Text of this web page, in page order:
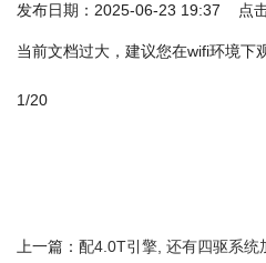
发布日期：2025-06-23 19:37 点
当前文档过大，建议您在wifi环境下
1/20
上一篇： 配4.0T引擎, 还有四驱系统